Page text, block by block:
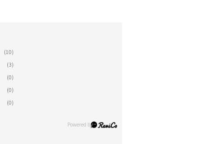
(10)
(3)
(0)
(0)
(0)